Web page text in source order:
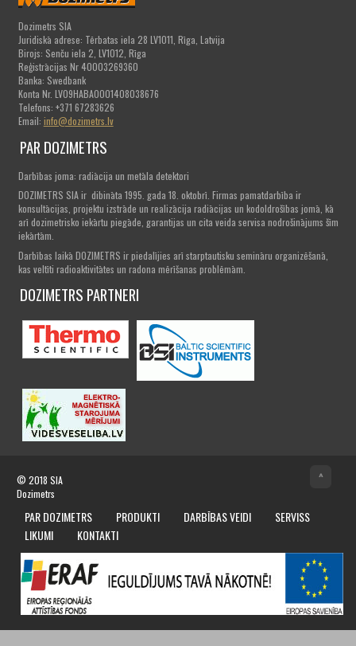
Dozimetrs SIA
Juridiskā adrese: Tērbatas iela 28 LV1011, Rīga, Latvija
Birojs: Senču iela 2, LV1012, Rīga
Reģistrācijas Nr 40003269360
Banka: Swedbank
Konta Nr. LV09HABA0001408038676
Telefons: +371 67283626
Email: info@dozimetrs.lv
PAR DOZIMETRS
Darbības joma: radiācija un metāla detektori
DOZIMETRS SIA ir dibināta 1995. gada 18. oktobrī. Firmas pamatdarbība ir
konsultācijas, projektu izstrāde un realizācija radiācijas un kodoldrošības jomā, kā
arī dozimetrisko iekārtu piegāde, garantijas un cita veida servisa nodrošinājums šīm
iekārtām.
Darbības laikā DOZIMETRS ir piedalījies arī starptautisku semināru organizēšanā,
kas veltīti radioaktivitātes un radona mērīšanas problēmām.
DOZIMETRS PARTNERI
© 2018 SIA
Dozimetrs
^
PAR DOZIMETRS PRODUKTI DARBĪBAS VEIDI
SERVISS
LIKUMI
KONTAKTI